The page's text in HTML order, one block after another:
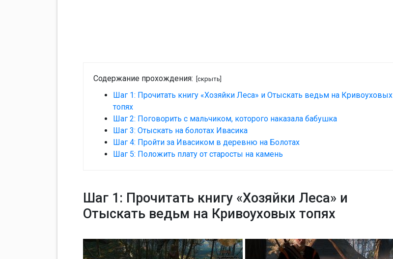
Содержание прохождения: [скрыть]
Шаг 1: Прочитать книгу «Хозяйки Леса» и Отыскать ведьм на Кривоуховых
топях
Шаг 2: Поговорить с мальчиком, которого наказала бабушка
Шаг 3: Отыскать на болотах Ивасика
Шаг 4: Пройти за Ивасиком в деревню на Болотах
Шаг 5: Положить плату от старосты на камень
Шаг 1: Прочитать книгу «Хозяйки Леса» и
Отыскать ведьм на Кривоуховых топях